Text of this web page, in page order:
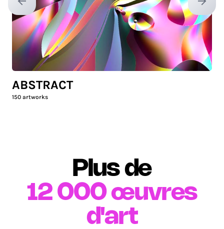
Previous slide Next
ABSTRACT
150 artworks
Plus de
12 000 œuvres
d'art